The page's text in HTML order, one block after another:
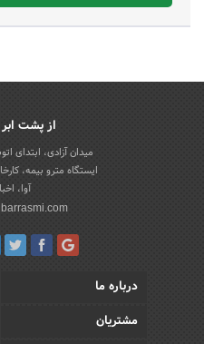
از پشت ابر
میدان آزادی، ابتدای
ایستگاه مترو بیمه،
آوا،
درباره ما
مشتریان